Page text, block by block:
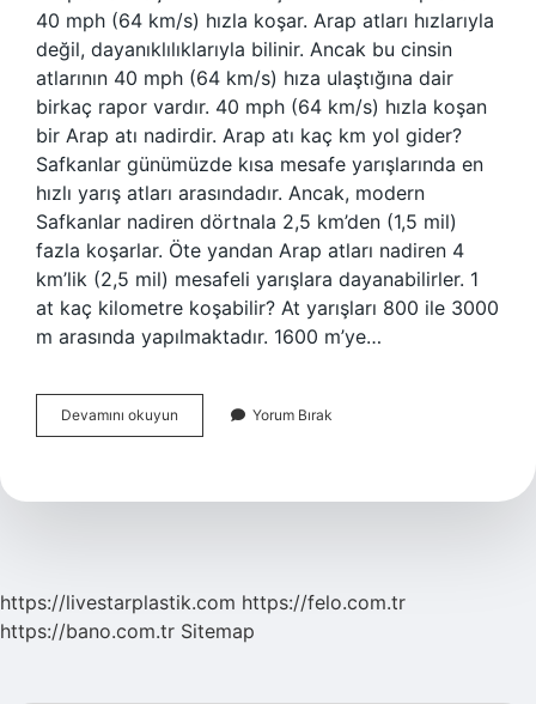
40 mph (64 km/s) hızla koşar. Arap atları hızlarıyla
değil, dayanıklılıklarıyla bilinir. Ancak bu cinsin
atlarının 40 mph (64 km/s) hıza ulaştığına dair
birkaç rapor vardır. 40 mph (64 km/s) hızla koşan
bir Arap atı nadirdir. Arap atı kaç km yol gider?
Safkanlar günümüzde kısa mesafe yarışlarında en
hızlı yarış atları arasındadır. Ancak, modern
Safkanlar nadiren dörtnala 2,5 km’den (1,5 mil)
fazla koşarlar. Öte yandan Arap atları nadiren 4
km’lik (2,5 mil) mesafeli yarışlara dayanabilirler. 1
at kaç kilometre koşabilir? At yarışları 800 ile 3000
m arasında yapılmaktadır. 1600 m’ye…
Devamını okuyun
Atları
Hızlı
Yorum Bırak
https://livestarplastik.com https://felo.com.tr
https://bano.com.tr Sitemap